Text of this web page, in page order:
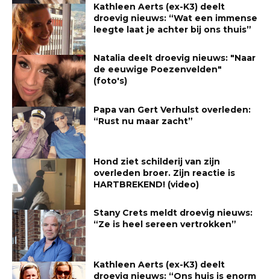
Kathleen Aerts (ex-K3) deelt
droevig nieuws: “Wat een immense
leegte laat je achter bij ons thuis”
Natalia deelt droevig nieuws: "Naar
de eeuwige Poezenvelden"
(foto's)
Papa van Gert Verhulst overleden:
“Rust nu maar zacht”
Hond ziet schilderij van zijn
overleden broer. Zijn reactie is
HARTBREKEND! (video)
Stany Crets meldt droevig nieuws:
“Ze is heel sereen vertrokken”
Kathleen Aerts (ex-K3) deelt
droevig nieuws: “Ons huis is enorm